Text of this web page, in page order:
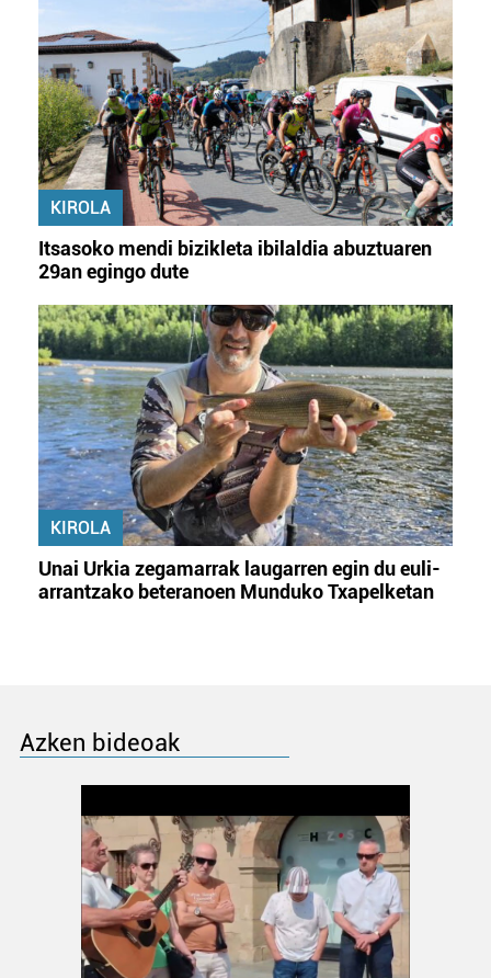
KIROLA
Itsasoko mendi bizikleta ibilaldia abuztuaren
29an egingo dute
KIROLA
Unai Urkia zegamarrak laugarren egin du euli-
arrantzako beteranoen Munduko Txapelketan
Azken bideoak